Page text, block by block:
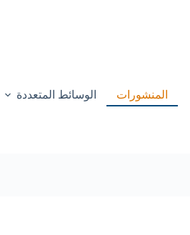
المنشورات الوسائط المتعددة